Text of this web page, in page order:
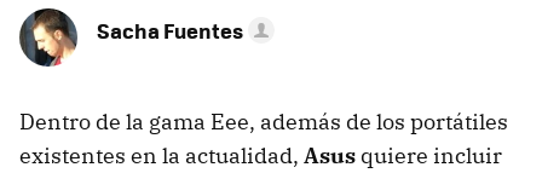
Sacha Fuentes
Dentro de la gama Eee, además de los portátiles
existentes en la actualidad, Asus quiere incluir